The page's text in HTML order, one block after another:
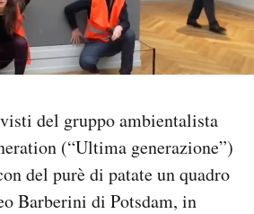
del gruppo ambientalista
(“Ultima generazione”)
del purè di patate un quadro
Barberini di Potsdam, in